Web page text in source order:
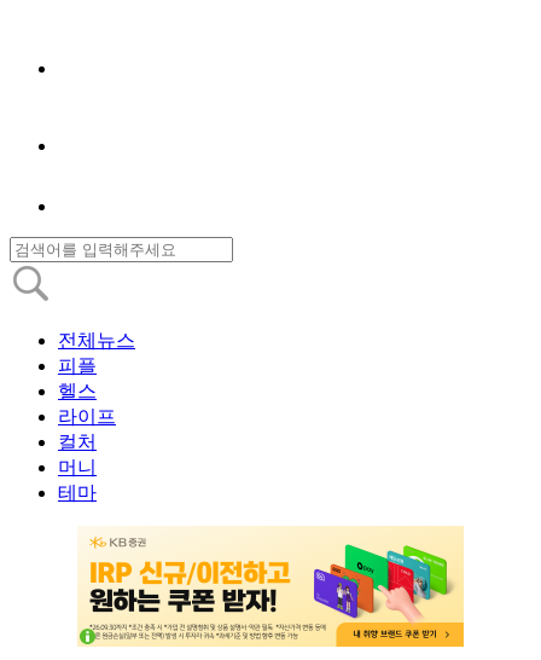
전체뉴스
피플
헬스
라이프
컬처
머니
테마